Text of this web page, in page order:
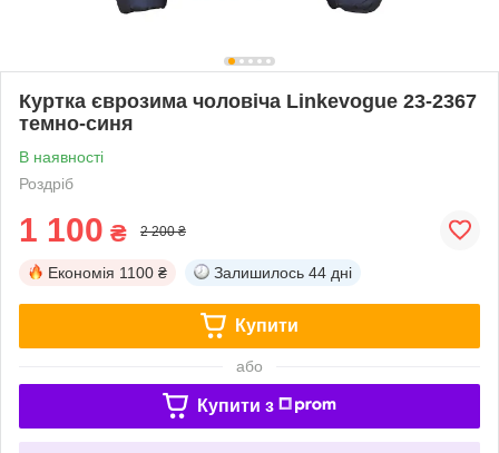
Куртка єврозима чоловіча Linkevogue 23-2367
темно-синя
В наявності
Роздріб
1 100 ₴ 2 200 ₴
Економія 1100 ₴ Залишилось 44 дні
Купити
або
Купити з